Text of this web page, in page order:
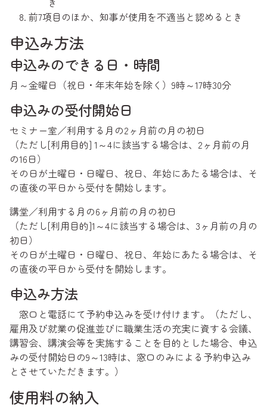
前7項目のほか、知事が使用を不適当と認めるとき
申込み方法
申込みのできる日・時間
月～金曜日（祝日・年末年始を除く）9時～17時30分
申込みの受付開始日
セミナー室／利用する月の2ヶ月前の月の初日
（ただし[利用目的] 1～4に該当する場合は、2ヶ月前の月
の16日）
その日が土曜日・日曜日、祝日、年始にあたる場合は、そ
の直後の平日から受付を開始します。
講堂／利用する月の6ヶ月前の月の初日
（ただし[利用目的]1～4に該当する場合は、3ヶ月前の月の
初日）
その日が土曜日・日曜日、祝日、年始にあたる場合は、そ
の直後の平日から受付を開始します。
申込み方法
窓口と電話にて予約申込みを受け付けます。（ただし、
雇用及び就業の促進並びに職業生活の充実に資する会議、
講習会、講演会等を実施することを目的とした場合、申込
みの受付開始日の9～13時は、窓口のみによる予約申込み
とさせていただきます。）
使用料の納入